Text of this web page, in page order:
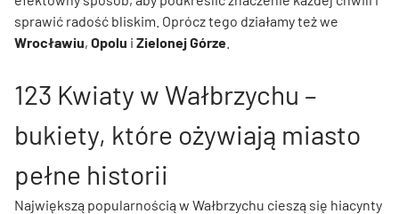
sprawić radość bliskim. Oprócz tego działamy też we
Wrocławiu, Opolu i Zielonej Górze
123 Kwiaty w Wałbrzychu –
bukiety, które ożywiają miasto
pełne historii
Największą popularnością w Wałbrzychu cieszą się hiacynty